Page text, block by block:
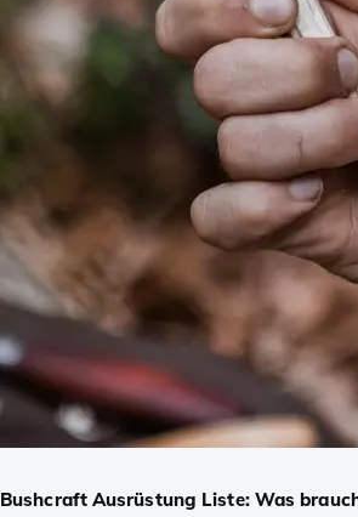
Bushcraft Ausrüstung Liste: Was